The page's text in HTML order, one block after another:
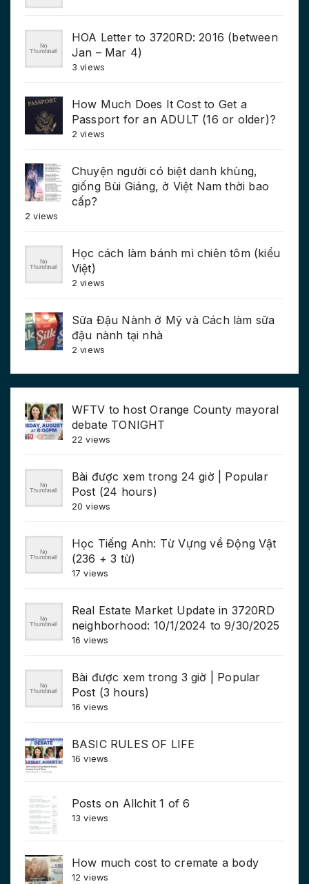
HOA Letter to 3720RD: 2016 (between
Jan – Mar 4)
3 views
How Much Does It Cost to Get a
Passport for an ADULT (16 or older)?
2 views
Chuyện người có biệt danh khùng,
giống Bùi Giáng, ở Việt Nam thời bao
cấp?
2 views
Học cách làm bánh mì chiên tôm (kiểu
Việt)
2 views
Sữa Đậu Nành ở Mỹ và Cách làm sữa
đậu nành tại nhà
2 views
WFTV to host Orange County mayoral
debate TONIGHT
22 views
Bài được xem trong 24 giờ | Popular
Post (24 hours)
20 views
Học Tiếng Anh: Từ Vựng về Động Vật
(236 + 3 từ)
17 views
Real Estate Market Update in 3720RD
neighborhood: 10/1/2024 to 9/30/2025
16 views
Bài được xem trong 3 giờ | Popular
Post (3 hours)
16 views
BASIC RULES OF LIFE
16 views
Posts on Allchit 1 of 6
13 views
How much cost to cremate a body
12 views